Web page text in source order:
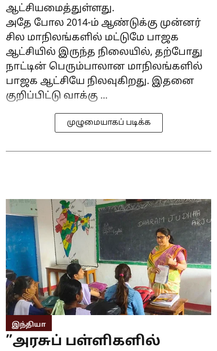
ஆட்சியமைத்துள்ளது.
அதே போல 2014-ம் ஆண்டுக்கு முன்னர்
சில மாநிலங்களில் மட்டுமே பாஜக
ஆட்சியில் இருந்த நிலையில், தற்போது
நாட்டின் பெரும்பாலான மாநிலங்களில்
பாஜக ஆட்சியே நிலவுகிறது. இதனை
குறிப்பிட்டு வாக்கு ...
முழுமையாகப் படிக்க
இந்தியா
”அரசுப் பள்ளிகளில்